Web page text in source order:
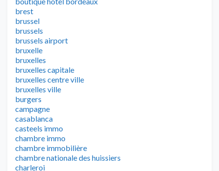
brest
brussel
brussels
brussels airport
bruxelle
bruxelles
bruxelles capitale
bruxelles centre ville
bruxelles ville
burgers
campagne
casablanca
casteels immo
chambre immo
chambre immobilière
chambre nationale des huissiers
charleroi